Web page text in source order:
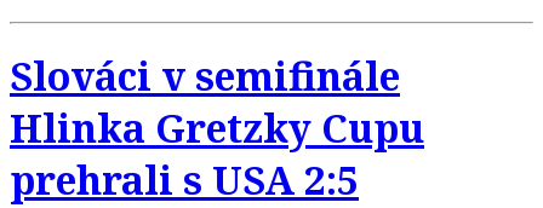
Slováci v semifinále
Hlinka Gretzky Cupu
prehrali s USA 2:5